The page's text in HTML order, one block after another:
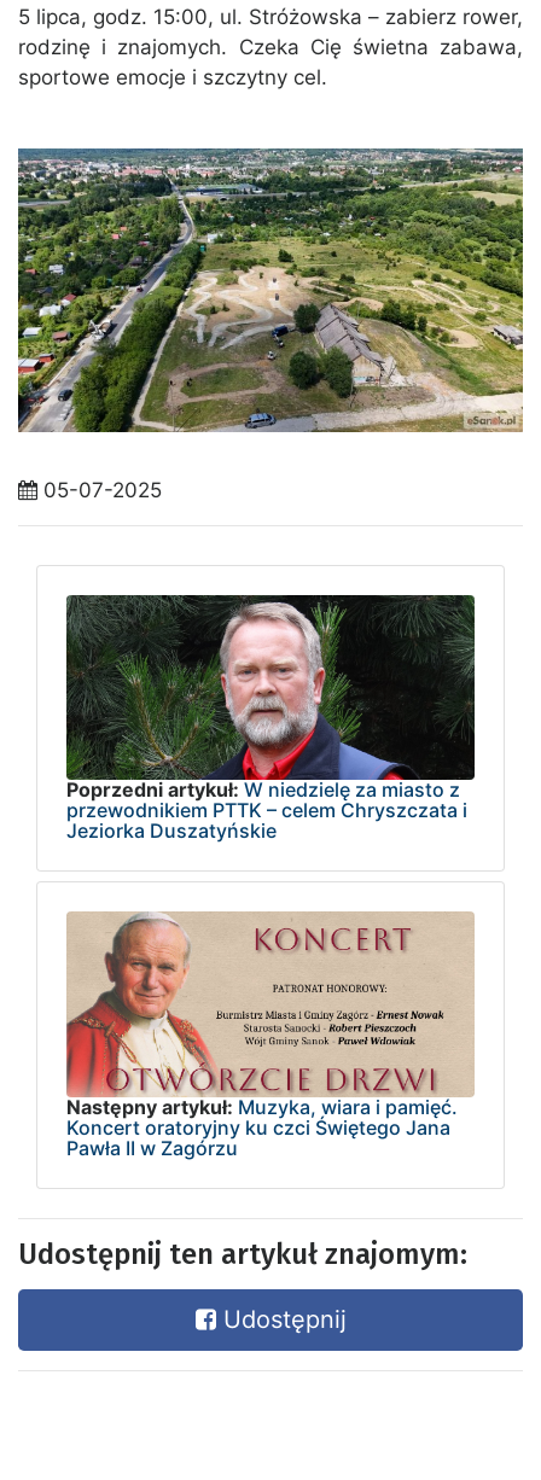
5 lipca, godz. 15:00, ul. Stróżowska – zabierz rower,
rodzinę i znajomych. Czeka Cię świetna zabawa,
sportowe emocje i szczytny cel.
05-07-2025
Poprzedni artykuł: W niedzielę za miasto z
przewodnikiem PTTK – celem Chryszczata i
Jeziorka Duszatyńskie
Następny artykuł: Muzyka, wiara i pamięć.
Koncert oratoryjny ku czci Świętego Jana
Pawła II w Zagórzu
Udostępnij ten artykuł znajomym:
Udostępnij